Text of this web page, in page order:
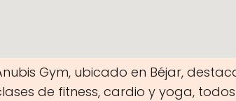
Gym, ubicado en Béjar,
de fitness, cardio y yoga,